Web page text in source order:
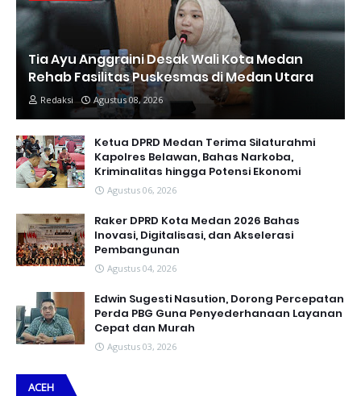
Tia Ayu Anggraini Desak Wali Kota Medan
Rehab Fasilitas Puskesmas di Medan Utara
Redaksi Agustus 08, 2026
Ketua DPRD Medan Terima Silaturahmi
Kapolres Belawan, Bahas Narkoba,
Kriminalitas hingga Potensi Ekonomi
Agustus 06, 2026
Raker DPRD Kota Medan 2026 Bahas
Inovasi, Digitalisasi, dan Akselerasi
Pembangunan
Agustus 04, 2026
Edwin Sugesti Nasution, Dorong Percepatan
Perda PBG Guna Penyederhanaan Layanan
Cepat dan Murah
Agustus 03, 2026
ACEH